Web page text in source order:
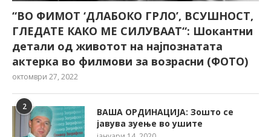
“ВО ФИМОТ ‘ДЛАБОКО ГРЛО’, ВСУШНОСТ,
ГЛЕДАТЕ КАКО МЕ СИЛУВААТ“: Шокантни
детали од животот на најпознатата
актерка во филмови за возрасни (ФОТО)
октомври 27, 2022
2
ВАША ОРДИНАЦИЈА: Зошто се
јавува зуење во ушите